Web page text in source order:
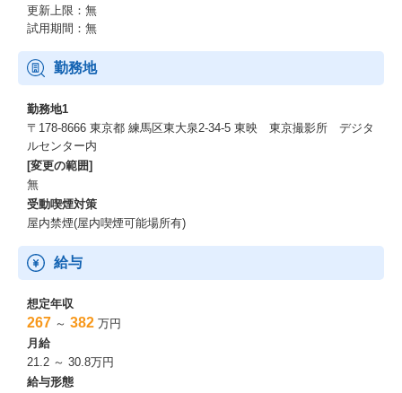
更新上限：無
試用期間：無
勤務地
勤務地1
〒178-8666 東京都 練馬区東大泉2-34-5 東映 東京撮影所 デジタ
ルセンター内
[変更の範囲]
無
受動喫煙対策
屋内禁煙(屋内喫煙可能場所有)
給与
想定年収
267 ～ 382 万円
月給
21.2 ～ 30.8万円
給与形態